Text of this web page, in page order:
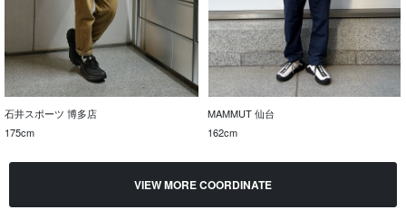
石井スポーツ 博多店
175cm
MAMMUT 仙台
162cm
VIEW MORE COORDINATE